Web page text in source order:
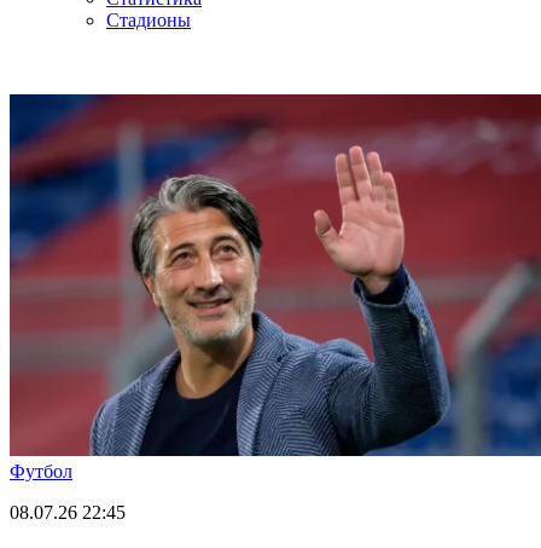
Стадионы
Футбол
08.07.26 22:45